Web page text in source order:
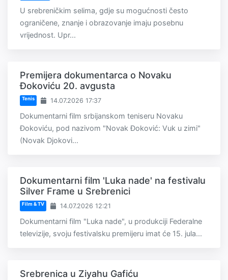
U srebreničkim selima, gdje su mogućnosti često
ograničene, znanje i obrazovanje imaju posebnu
vrijednost. Upr...
Premijera dokumentarca o Novaku
Đokoviću 20. avgusta
Tenis 14.07.2026 17:37
Dokumentarni film srbijanskom teniseru Novaku
Đokoviću, pod nazivom "Novak Đoković: Vuk u zimi"
(Novak Djokovi...
Dokumentarni film 'Luka nade' na festivalu
Silver Frame u Srebrenici
Film & TV 14.07.2026 12:21
Dokumentarni film "Luka nade", u produkciji Federalne
televizije, svoju festivalsku premijeru imat će 15. jula...
Srebrenica u Ziyahu Gafiću